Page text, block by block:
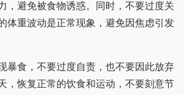
，避免被食物诱惑。同时，不要过度关
体重波动是正常现象，避免因焦虑引发
食，不要过度自责，也不要因此放弃
，恢复正常的饮食和运动，不要刻意节